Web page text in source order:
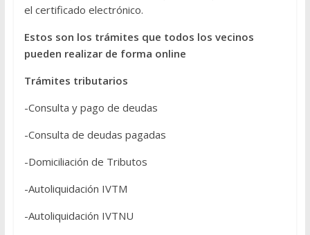
el certificado electrónico.
Estos son los trámites que todos los vecinos
pueden realizar de forma online
Trámites tributarios
-Consulta y pago de deudas
-Consulta de deudas pagadas
-Domiciliación de Tributos
-Autoliquidación IVTM
-Autoliquidación IVTNU